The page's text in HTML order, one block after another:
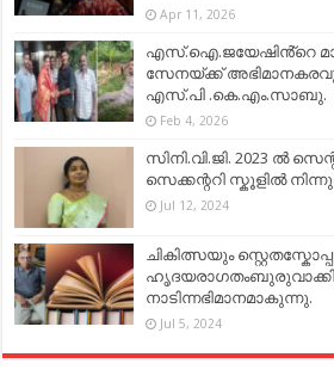
Apr 11, 2026
എസ്.ഐ.ജയേഷിൻ്റെ
സേനയ്ക്ക്
എസ്.പി .കെ.എം.സാബു.
Feb 4, 2026
സിനി.വി.ജി. 2023 ൽ
സെക്കന്ററി സ്കൂളിൽ
Jul 12, 2024
ചികിത്സയും
നാടിന്നഭിമാനമാകുന്നു.
Jul 5, 2024